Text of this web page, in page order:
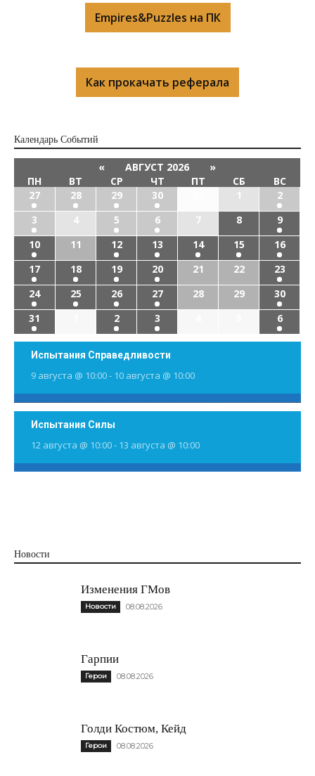
Empires&Puzzles на ПК
Как прокачать реферала
Календарь Cобытий
« АВГУСТ 2026
»
ПН
ВТ СР ЧТ ПТ СБ
ВС
27
28 29 30 1
2
3
4 5 6 7 8
9
10
11 12 13 14 15
16
17
18 19 20 21 22
23
24
25 26 27 28 29
30
31
2 3 6
Испытания Справедливости
9 августа @ 10:00- 10 августа @ 10:00
Испытания Силы
12 августа @ 10:00- 13 августа @ 10:00
Новости
Изменения ГМов
Новости 08.08.2026
Гарпии
Герои 08.08.2026
Голди Костюм, Кейд
Герои 08.08.2026